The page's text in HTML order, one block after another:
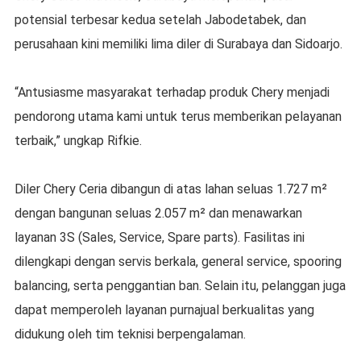
potensial terbesar kedua setelah Jabodetabek, dan
perusahaan kini memiliki lima diler di Surabaya dan Sidoarjo.
“Antusiasme masyarakat terhadap produk Chery menjadi
pendorong utama kami untuk terus memberikan pelayanan
terbaik,” ungkap Rifkie.
Diler Chery Ceria dibangun di atas lahan seluas 1.727 m²
dengan bangunan seluas 2.057 m² dan menawarkan
layanan 3S (Sales, Service, Spare parts). Fasilitas ini
dilengkapi dengan servis berkala, general service, spooring
balancing, serta penggantian ban. Selain itu, pelanggan juga
dapat memperoleh layanan purnajual berkualitas yang
didukung oleh tim teknisi berpengalaman.